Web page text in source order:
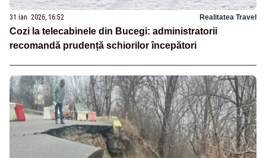
31 ian. 2026, 16:52 Realitatea Travel
Cozi la telecabinele din Bucegi: administratorii
recomandă prudență schiorilor începători